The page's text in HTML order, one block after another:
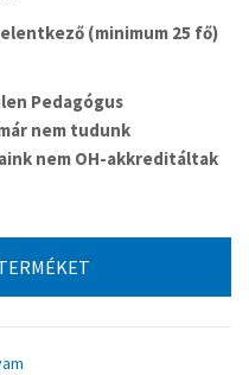
(minimum 25 fő)
Pedagógus
nem tudunk
nem OH-akkreditáltak